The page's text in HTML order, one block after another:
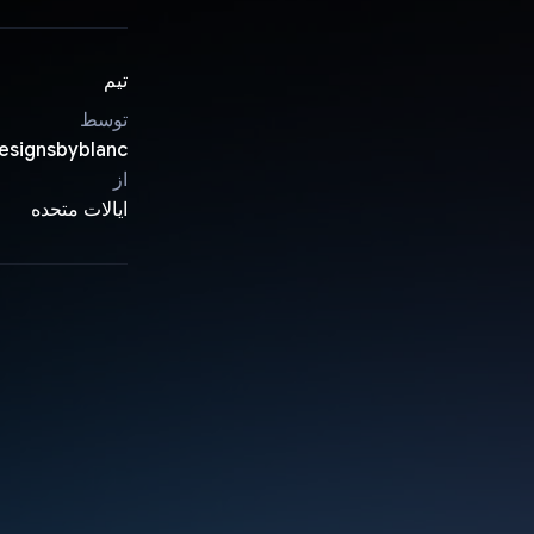
تیم
توسط
از
ایالات متحده